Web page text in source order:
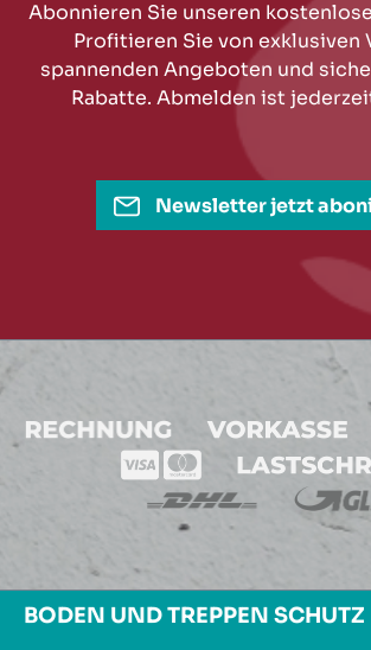
Abonnieren Sie unseren
Profitieren Sie von exklusiven
spannenden Angeboten und
Rabatte. Abmelden ist
Newsletter jetzt
BODEN UND TREPPEN SCHUTZ